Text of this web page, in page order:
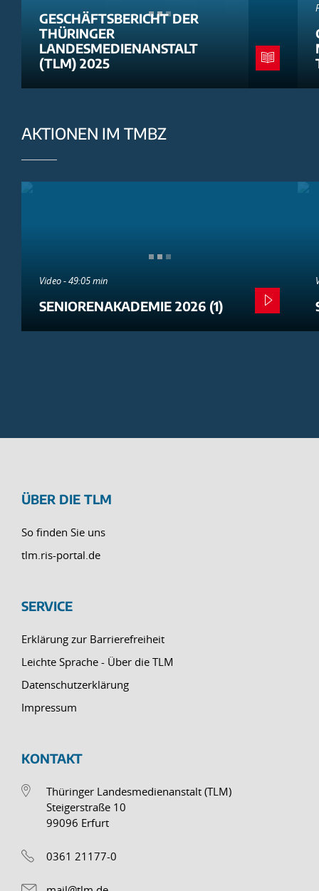
GESCHÄFTSBERICHT DER
THÜRINGER
LANDESMEDIENANSTALT
(TLM) 2025
AKTIONEN IM TMBZ
Video - 49:05 min
SENIORENAKADEMIE 2026 (1)
ÜBER DIE TLM
So finden Sie uns
tlm.ris-portal.de
SERVICE
Erklärung zur Barrierefreiheit
Leichte Sprache - Über die TLM
Datenschutzerklärung
Impressum
KONTAKT
Thüringer Landesmedienanstalt (TLM)
Steigerstraße 10
99096 Erfurt
0361 21177-0